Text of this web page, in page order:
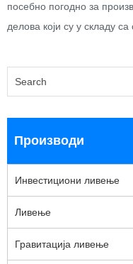
посебно погодно за
делова који су у складу
Производи
Инвестициони ливење
Ливење
Гравитација ливење